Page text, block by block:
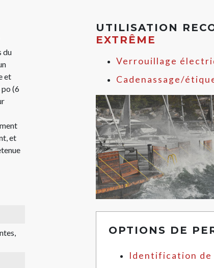
du
et
po (6
et
UTILISATION
EXTRÊME
Verrouillage
Cadenassage/
OPTIONS DE
Identification de